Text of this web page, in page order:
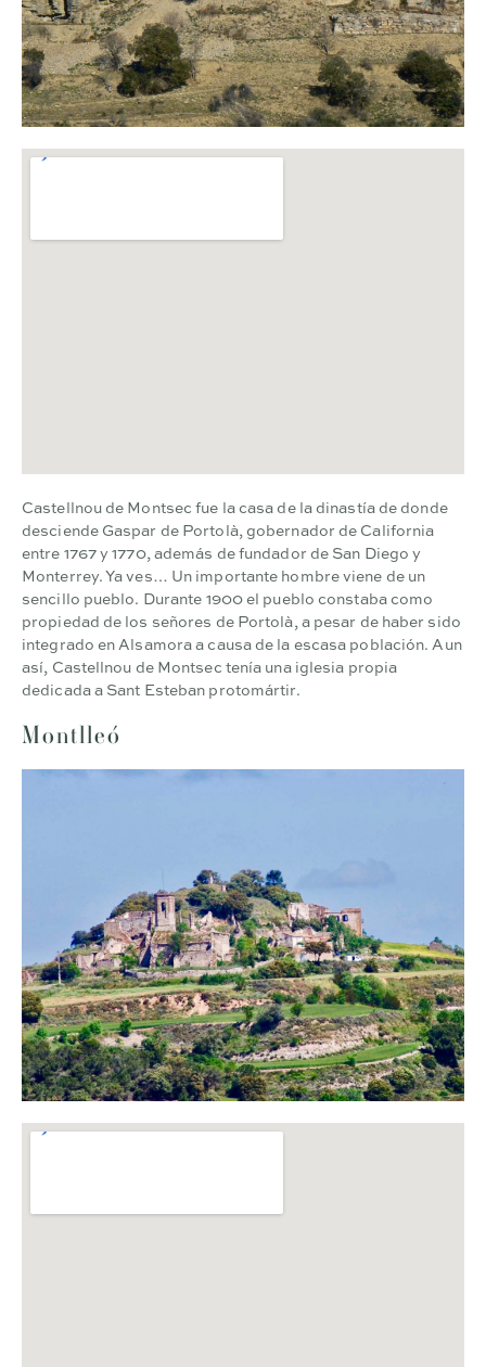
Castellnou de Montsec fue la casa de la dinastía de donde
desciende Gaspar de Portolà, gobernador de California
entre 1767 y 1770, además de fundador de San Diego y
Monterrey. Ya ves… Un importante hombre viene de un
sencillo pueblo. Durante 1900 el pueblo constaba como
propiedad de los señores de Portolà, a pesar de haber sido
integrado en Alsamora a causa de la escasa población. Aun
así, Castellnou de Montsec tenía una iglesia propia
dedicada a Sant Esteban protomártir.
Montlleó